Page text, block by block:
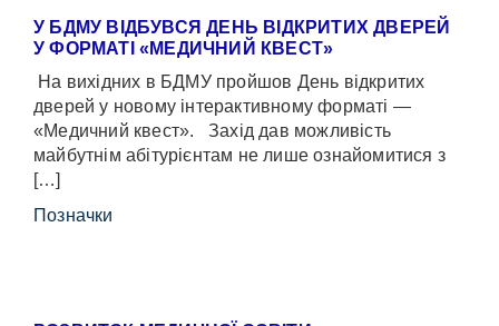
У БДМУ ВІДБУВСЯ ДЕНЬ ВІДКРИТИХ ДВЕРЕЙ
У ФОРМАТІ «МЕДИЧНИЙ КВЕСТ»
На вихідних в БДМУ пройшов День відкритих
дверей у новому інтерактивному форматі —
«Медичний квест». Захід дав можливість
майбутнім абітурієнтам не лише ознайомитися з
[…]
Позначки